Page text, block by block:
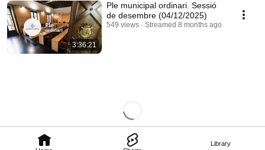
Library
3:36:21
Ple municipal ordinari. Sessió
de desembre (04/12/2025)
549 views Streamed 8 months ago